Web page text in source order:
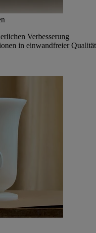
Verbesserung
in einwandfreier Qualität